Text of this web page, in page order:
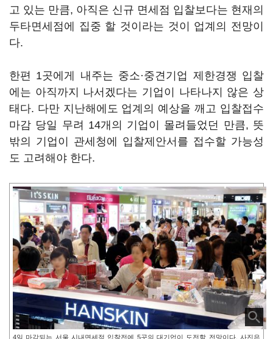
고 있는 만큼, 아직은 신규 면세점 입찰보다는 현재의
두타면세점에 집중 할 것이라는 것이 업계의 전망이
다.
한편 1곳에게 내주는 중소·중견기업 제한경쟁 입찰
에는 아직까지 나서겠다는 기업이 나타나지 않은 상
태다. 다만 지난해에도 업계의 예상을 깨고 입찰접수
마감 당일 무려 14개의 기업이 몰려들었던 만큼, 뜻
밖의 기업이 관세청에 입찰제안서를 접수할 가능성
도 고려해야 한다.
4일 마감되는 서울 시내면세점 입찰전에 5곳의 대기업이 도전할 전망이다. 사진은